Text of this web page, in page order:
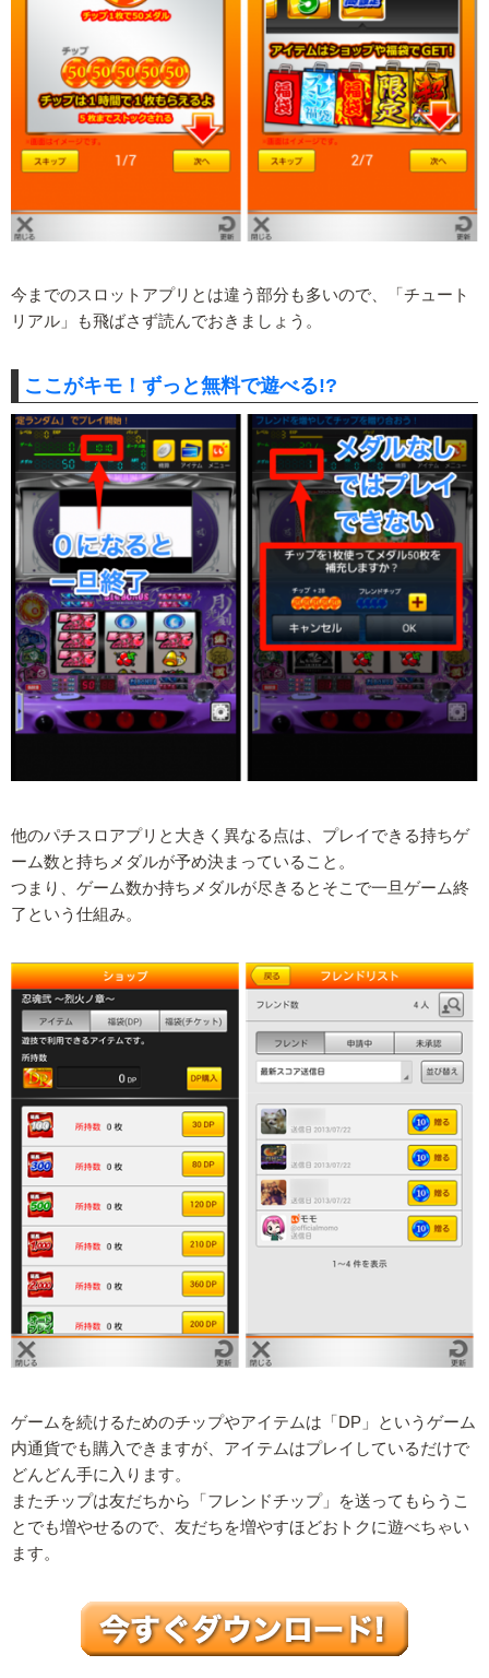
今までのスロットアプリとは違う部分も多いので、「チュート
リアル」も飛ばさず読んでおきましょう。
ここがキモ！ずっと無料で遊べる!?
他のパチスロアプリと大きく異なる点は、プレイできる持ちゲ
ーム数と持ちメダルが予め決まっていること。
つまり、ゲーム数か持ちメダルが尽きるとそこで一旦ゲーム終
了という仕組み。
ゲームを続けるためのチップやアイテムは「DP」というゲーム
内通貨でも購入できますが、アイテムはプレイしているだけで
どんどん手に入ります。
またチップは友だちから「フレンドチップ」を送ってもらうこ
とでも増やせるので、友だちを増やすほどおトクに遊べちゃい
ます。